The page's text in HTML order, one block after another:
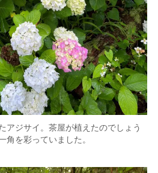
アジサイ。茶屋が植えたのでしょう
角を彩っていました。